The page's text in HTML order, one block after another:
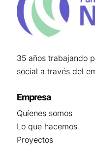
35 años trabajando
social a través del
Empresa
Quíenes somos
Lo que hacemos
Proyectos